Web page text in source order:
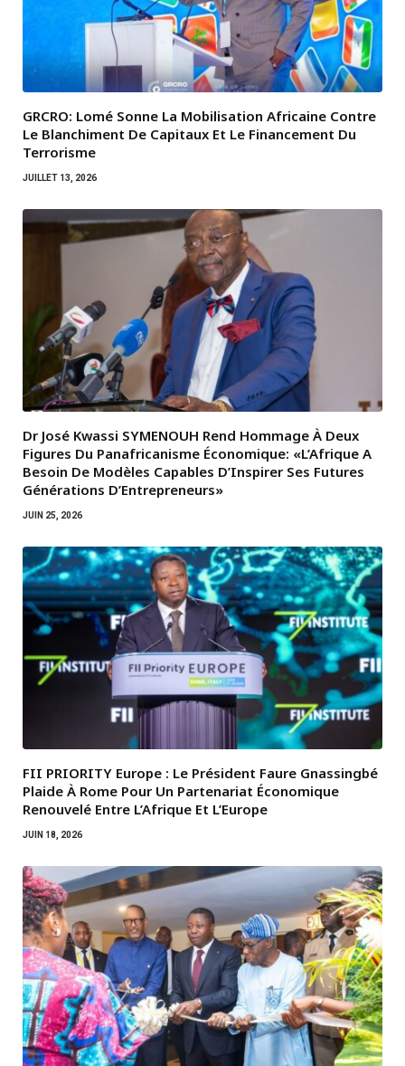
GRCRO: Lomé Sonne La Mobilisation Africaine Contre
Le Blanchiment De Capitaux Et Le Financement Du
Terrorisme
JUILLET 13, 2026
Dr José Kwassi SYMENOUH Rend Hommage À Deux
Figures Du Panafricanisme Économique: «L’Afrique A
Besoin De Modèles Capables D’Inspirer Ses Futures
Générations D’Entrepreneurs»
JUIN 25, 2026
FII PRIORITY Europe : Le Président Faure Gnassingbé
Plaide À Rome Pour Un Partenariat Économique
Renouvelé Entre L’Afrique Et L’Europe
JUIN 18, 2026